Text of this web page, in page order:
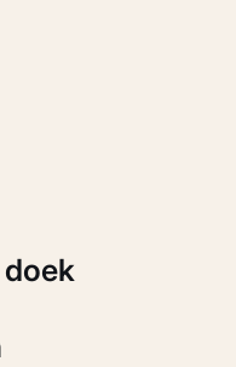
doek